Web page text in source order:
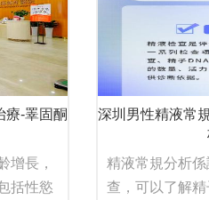
療-睪固酮
增長，
括性慾
深圳男性精液常
精液常規分析
查，可以了解